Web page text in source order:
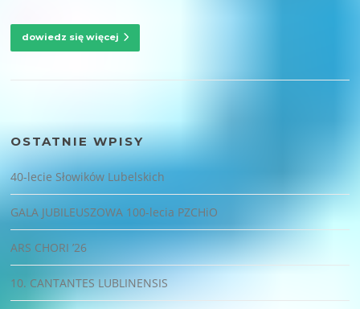
dowiedz się więcej
OSTATNIE WPISY
40-lecie Słowików Lubelskich
GALA JUBILEUSZOWA 100-lecia PZCHiO
ARS CHORI ’26
10. CANTANTES LUBLINENSIS